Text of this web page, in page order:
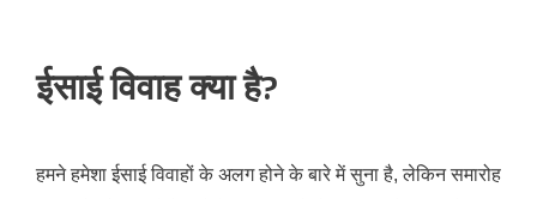
ईसाई विवाह क्या है?
हमने हमेशा ईसाई विवाहों के अलग होने के बारे में सुना है, लेकिन समारोह